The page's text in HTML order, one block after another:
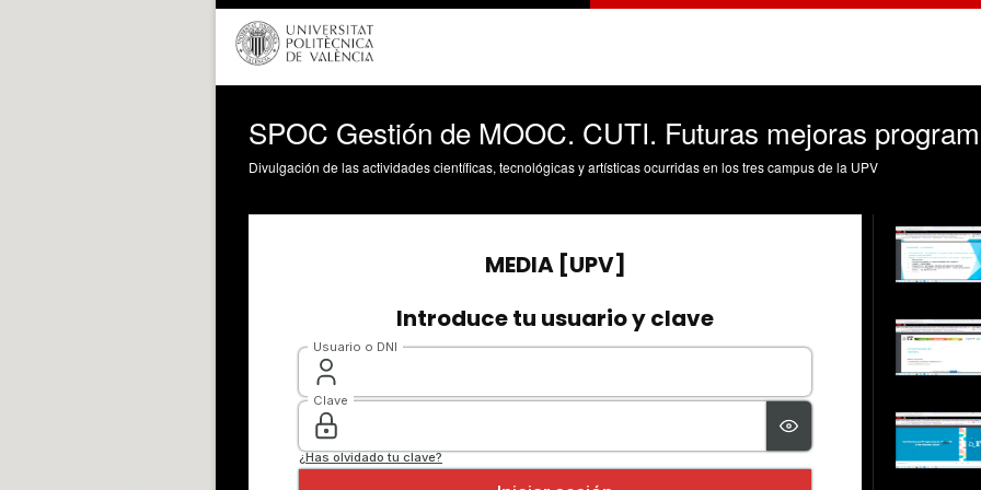
SPOC Gestión de MOOC. CUTI. Futuras mejoras
Divulgación de las actividades científicas, tecnológicas y artísticas ocurridas en los tres campus de la UPV